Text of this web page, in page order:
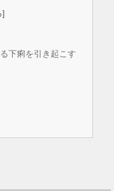
下痢を引き起こす